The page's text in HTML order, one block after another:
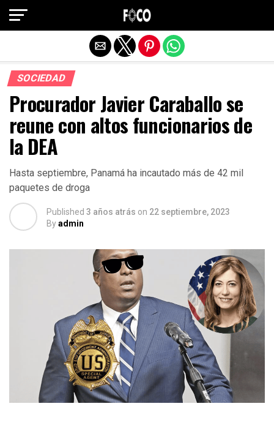
SOCIEDAD
Procurador Javier Caraballo se
reune con altos funcionarios de
la DEA
Hasta septiembre, Panamá ha incautado más de 42 mil
paquetes de droga
Published 3 años atrás on 22 septiembre, 2023
Byadmin
Salir de la versión móvil